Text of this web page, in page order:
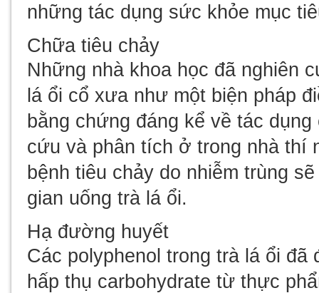
những tác dụng sức khỏe mục
Chữa tiêu chảy
Những nhà khoa học đã nghiên
lá ổi cổ xưa như một biện pháp
bằng chứng đáng kể về tác
cứu và phân tích ở trong nhà thí
bệnh tiêu chảy do nhiễm trùng
gian uống trà lá ổi.
Hạ đường huyết
Các polyphenol trong trà lá ổi
hấp thụ carbohydrate từ thực